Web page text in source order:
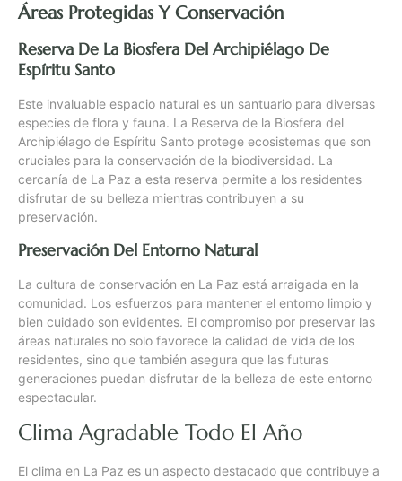
Áreas Protegidas Y Conservación
Reserva De La Biosfera Del Archipiélago De
Espíritu Santo
Este invaluable espacio natural es un santuario para diversas
especies de flora y fauna. La Reserva de la Biosfera del
Archipiélago de Espíritu Santo protege ecosistemas que son
cruciales para la conservación de la biodiversidad. La
cercanía de La Paz a esta reserva permite a los residentes
disfrutar de su belleza mientras contribuyen a su
preservación.
Preservación Del Entorno Natural
La cultura de conservación en La Paz está arraigada en la
comunidad. Los esfuerzos para mantener el entorno limpio y
bien cuidado son evidentes. El compromiso por preservar las
áreas naturales no solo favorece la calidad de vida de los
residentes, sino que también asegura que las futuras
generaciones puedan disfrutar de la belleza de este entorno
espectacular.
Clima Agradable Todo El Año
El clima en La Paz es un aspecto destacado que contribuye a